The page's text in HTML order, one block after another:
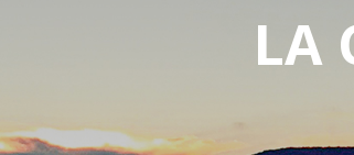
LA